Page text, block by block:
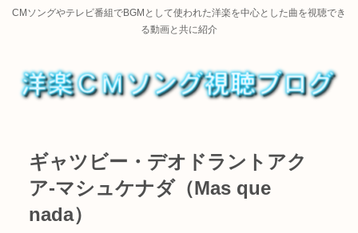
CMソングやテレビ番組でBGMとして使われた洋楽を中心とした曲を視聴でき
る動画と共に紹介
ギャツビー・デオドラントアク
ア-マシュケナダ（Mas que
nada）